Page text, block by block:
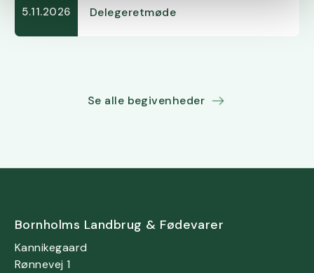
5.11.2026 Delegeretmøde
Se alle begivenheder
Bornholms Landbrug & Fødevarer
Kannikegaard
Rønnevej 1